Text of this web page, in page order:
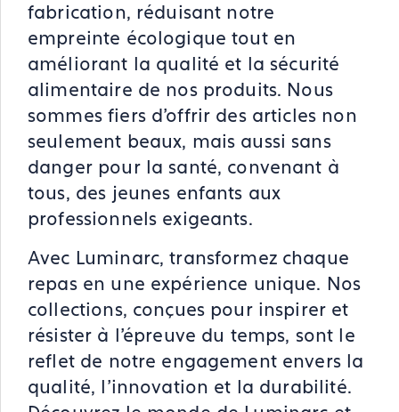
fabrication, réduisant notre
empreinte écologique tout en
améliorant la qualité et la sécurité
alimentaire de nos produits. Nous
sommes fiers d'offrir des articles non
seulement beaux, mais aussi sans
danger pour la santé, convenant à
tous, des jeunes enfants aux
professionnels exigeants.
Avec Luminarc, transformez chaque
repas en une expérience unique. Nos
collections, conçues pour inspirer et
résister à l'épreuve du temps, sont le
reflet de notre engagement envers la
qualité, l'innovation et la durabilité.